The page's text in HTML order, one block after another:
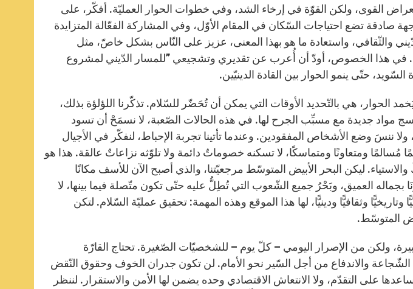
القوى، ولكن القوّة في إرخاء الشد، وفي خطوات الحوار العمليّة. أفكّر، على
صادقة تضع احتياجات السّكان في المقام الأوّل، وفي المشاركة الفعّالة المتزايدة
والثّقافي، واستعادة ما هو بهذا المعنى، عزيز على النّاس بشكل خاصّ، مثل
في هذا الخصوص، أودّ أن أُعرب عن تقديري وتشجيعي ”للمسار الدّيني لمشروع
حتّى ينمو الحوار بين القادة الدينيّين.
الحوار، هي بالتّحديد الأوقات التي يمكن أن تُحَضّر للسّلام. تذكّرنا اللؤلؤة بذلك،
مواد جديدة مع مسبِّب الجرح لها. في هذه الحالات الصّعبة، لا نسمَحْ أن تسود
ننسَ وضع الأشخاص المفقودين. وعندما تأتينا تجربة الإحباط، لنفكّر في الأجيال
مُسالمًا ومتعاونًا ومتماسكًا، لا تسكنه خصوماتٌ دائمة ولا تلوّثه نزاعاتٌ عالقة. هذا هو
ليكن البحر الأبيض المتوسّط مرجعيّتنا، والذي أصبح الآن للأسف مكانًا
بجماله العميق، وبَحْرُ جميع الشّعوب التي تُطِلُّ عليه حتّى تكون متّصلة فيما بينها، لا
وثقافيًّا ودينيًّا، لها هذا الموقع وهذه المهمة: تحقيق عمليّة السّلام. لتكن
المتوسّط.
ولكن من الإصرار اليومي – كلّ يوم – للشخصيّات الصّغيرة. تحتاج القارّة
الشّجاعة والاندفاع من أجل السّير نحو الأمام. لن تكون جدران الخوف وحقوق النّقض
على التقدّم، ولا الانتعاش الاقتصادي وحده يضمن لها الأمن والاستقرار. لننظر